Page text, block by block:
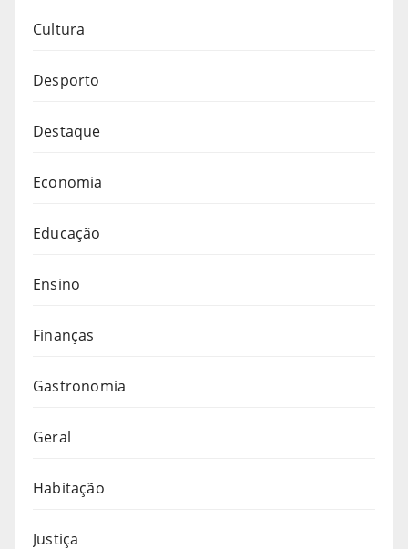
Cultura
Desporto
Destaque
Economia
Educação
Ensino
Finanças
Gastronomia
Geral
Habitação
Justiça